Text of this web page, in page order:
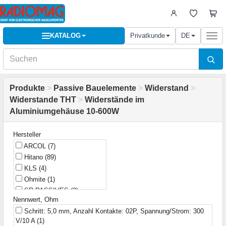
KATALOG Privatkunde DE
Produkte > Passive Bauelemente > Widerstand >
Widerstande THT > Widerstände im
Aluminiumgehäuse 10-600W
Hersteller
ARCOL (7)
Hitano (89)
KLS (4)
Ohmite (1)
SR PASSIVES(2)
TE Connectivity
TE Connectivity / CGS (1)
Thunder
Nennwert, Ohm
Schritt: 5,0 mm, Anzahl Kontakte: 02P, Spannung/Strom: 300
V/10 A (1)